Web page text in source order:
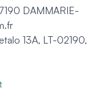
DAMMARIE-
13A, LT-02190,